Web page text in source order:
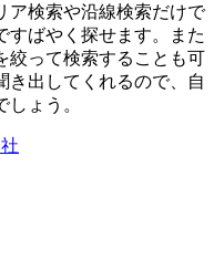
ア検索や沿線検索だけで
すばやく探せます。また
絞って検索することも可
き出してくれるので、自
ょう。